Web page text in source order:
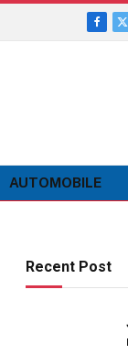
AUTOMOBILE
Recent Post